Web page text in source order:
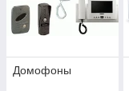
Домофоны